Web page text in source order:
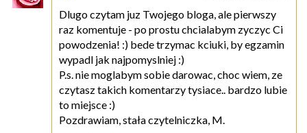
Dlugo czytam juz Twojego bloga, ale pierwszy
raz komentuje - po prostu chcialabym zyczyc Ci
powodzenia! :) bede trzymac kciuki, by egzamin
wypadl jak najpomyslniej :)
P.s. nie moglabym sobie darowac, choc wiem, ze
czytasz takich komentarzy tysiace.. bardzo lubie
to miejsce :)
Pozdrawiam, stała czytelniczka, M.